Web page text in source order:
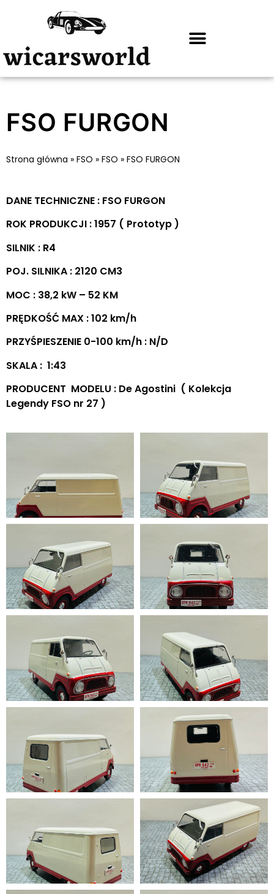
FSO FURGON
Strona główna » FSO » FSO » FSO FURGON
DANE TECHNICZNE : FSO FURGON
ROK PRODUKCJI : 1957 ( Prototyp )
SILNIK : R4
POJ. SILNIKA : 2120 CM3
MOC : 38,2 kW – 52 KM
PRĘDKOŚĆ MAX : 102 km/h
PRZYŚPIESZENIE 0-100 km/h : N/D
SKALA : 1:43
PRODUCENT MODELU : De Agostini ( Kolekcja
Legendy FSO nr 27 )